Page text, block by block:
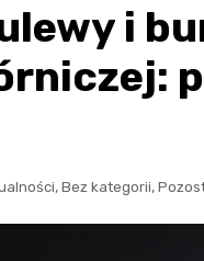
i
, Bez kategorii,